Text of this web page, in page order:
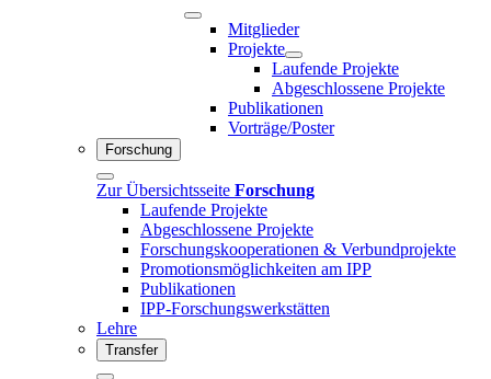
Mitglieder
Projekte
Laufende Projekte
Abgeschlossene Projekte
Publikationen
Vorträge/Poster
Forschung
Zur Übersichtsseite Forschung
Laufende Projekte
Abgeschlossene Projekte
Forschungskooperationen & Verbundprojekte
Promotionsmöglichkeiten am IPP
Publikationen
IPP-Forschungswerkstätten
Lehre
Transfer